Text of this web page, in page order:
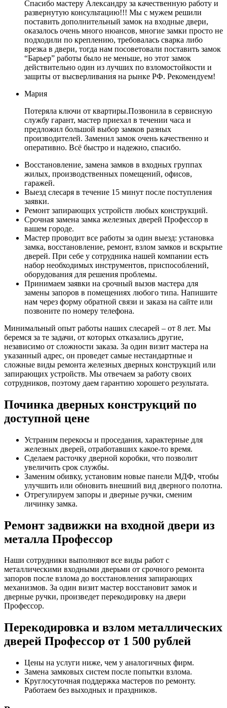
Спасибо мастеру Александру за качественную работу и
развернутую консультацию!!! Мы с мужем решили
поставить дополнительный замок на входные двери,
оказалось очень много нюансов, многие замки просто не
подходили по креплению, требовалась сварка либо
врезка в двери, тогда нам посоветовали поставить замок
“Барьер” работы было не меньше, но этот замок
действительно один из лучших по взломостойкости и
защиты от высверливания на рынке РФ. Рекомендуем!
Мария
Потеряла ключи от квартиры.Позвонила в сервисную
службу гарант, мастер приехал в течении часа и
предложил большой выбор замков разных
производителей. Заменил замок очень качественно и
оперативно. Всё быстро и надежно, спасибо.
Восстановление, замена замков в входных группах
жилых, производственных помещений, офисов,
гаражей.
Выезд слесаря в течение 15 минут после поступления
заявки.
Ремонт запирающих устройств любых конструкций.
Срочная замена замка железных дверей Профессор в
вашем городе.
Мастер проводит все работы за один выезд: установка
замка, восстановление, ремонт, взлом замков и вскрытие
дверей. При себе у сотрудника нашей компании есть
набор необходимых инструментов, приспособлений,
оборудования для решения проблемы.
Принимаем заявки на срочный вызов мастера для
замены запоров в помещениях любого типа. Напишите
нам через форму обратной связи и заказа на сайте или
позвоните по номеру телефона.
Минимальный опыт работы наших слесарей – от 8 лет. Мы
беремся за те задачи, от которых отказались другие,
независимо от сложности заказа. За один визит мастера на
указанный адрес, он проведет самые нестандартные и
сложные виды ремонта железных дверных конструкций или
запирающих устройств. Мы отвечаем за работу своих
сотрудников, поэтому даем гарантию хорошего результата.
Починка дверных конструкций по
доступной цене
Устраним перекосы и проседания, характерные для
железных дверей, отработавших какое-то время.
Сделаем расточку дверной коробки, что позволит
увеличить срок службы.
Заменим обивку, установим новые панели МДФ, чтобы
улучшить или обновить внешний вид дверного полотна.
Отрегулируем запоры и дверные ручки, сменим
личинку замка.
Ремонт задвижки на входной двери из
металла Профессор
Наши сотрудники выполняют все виды работ с
металлическими входными дверьми от срочного ремонта
запоров после взлома до восстановления запирающих
механизмов. За один визит мастер восстановит замок и
дверные ручки, произведет перекодировку на двери
Профессор.
Перекодировка и взлом металлических
дверей Профессор от 1 500 рублей
Цены на услуги ниже, чем у аналогичных фирм.
Замена замковых систем после попытки взлома.
Круглосуточная поддержка мастеров по ремонту.
Работаем без выходных и праздников.